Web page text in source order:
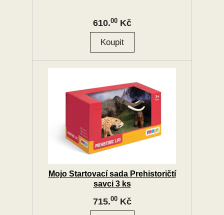
610.00Kč
Mojo Startovací sada Prehistoričtí
savci 3 ks
715.00Kč